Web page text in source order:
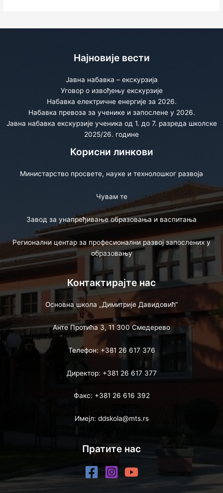
Најновије вести
Јавна набавка – екскурзија
Уговор о извођењу екскурзије
Набавка електричне енергије за 2026.
Набавка превоза за ученике и запослене у 2026.
Јавна набавка екскурзије ученика од 1. до 7. разреда школске
2025/26. године
Корисни линкови
Министарство просвете, науке и технолошког развоја
Чувам те
Завод за унапређивање образовања и васпитања
Регионални центар за професионални развој запослених у
образовању
Контактирајте нас
Основна школа „Димитрије Давидовић“
Анте Протића 3, 11 300 Смедерево
Телефон: +381 26 617 376
Директор: +381 26 617 377
Факс: +381 26 616 392
Имејл: ddskola@mts.rs
Пратите нас